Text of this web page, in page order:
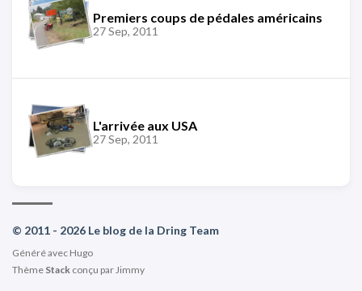
Premiers coups de pédales américains
27 Sep, 2011
L'arrivée aux USA
27 Sep, 2011
© 2011 - 2026 Le blog de la Dring Team
Généré avec Hugo
Thème Stack conçu par Jimmy